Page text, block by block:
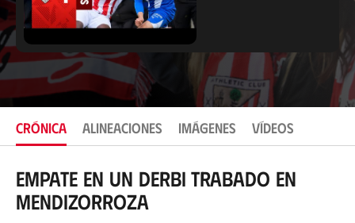
CRÓNICA ALINEACIONES IMÁGENES VÍDEOS
Empate en un derbi trabado en
Mendizorroza